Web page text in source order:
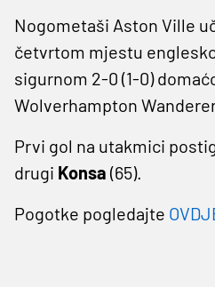
Nogometaši Aston Ville
četvrtom mjestu
sigurnom 2-0 (1-0)
Wolverhampton
Prvi gol na utakmici
drugi Konsa (65).
Pogotke pogledajte